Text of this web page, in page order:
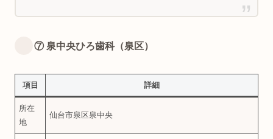
⑦ 泉中央ひろ歯科（泉区）
項目 詳細
所在
地
仙台市泉区泉中央